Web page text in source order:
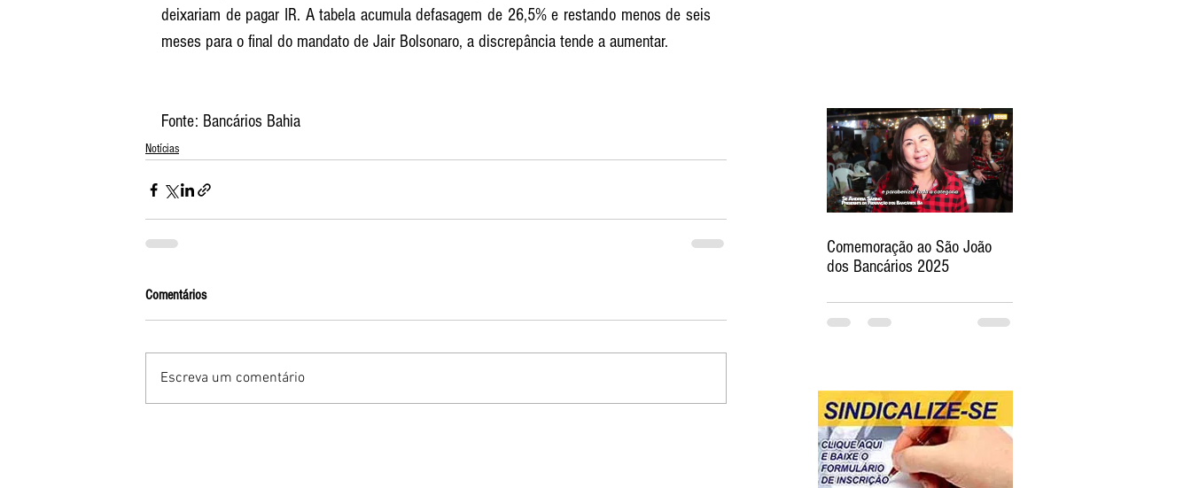
deixariam de pagar IR. A tabela acumula defasagem de 26,5% e restando menos de seis
meses para o final do mandato de Jair Bolsonaro, a discrepância tende a aumentar.
Fonte: Bancários Bahia
Notícias
Comentários
Escreva um comentário
Comemoração ao São João
dos Bancários 2025